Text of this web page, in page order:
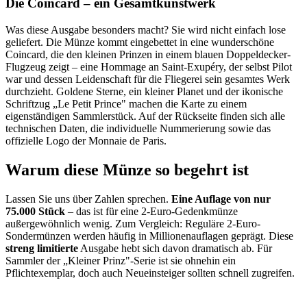
Die Coincard – ein Gesamtkunstwerk
Was diese Ausgabe besonders macht? Sie wird nicht einfach lose
geliefert. Die Münze kommt eingebettet in eine wunderschöne
Coincard, die den kleinen Prinzen in einem blauen Doppeldecker-
Flugzeug zeigt – eine Hommage an Saint-Exupéry, der selbst Pilot
war und dessen Leidenschaft für die Fliegerei sein gesamtes Werk
durchzieht. Goldene Sterne, ein kleiner Planet und der ikonische
Schriftzug „Le Petit Prince" machen die Karte zu einem
eigenständigen Sammlerstück. Auf der Rückseite finden sich alle
technischen Daten, die individuelle Nummerierung sowie das
offizielle Logo der Monnaie de Paris.
Warum diese Münze so begehrt ist
Lassen Sie uns über Zahlen sprechen. Eine Auflage von nur
75.000 Stück – das ist für eine 2-Euro-Gedenkmünze
außergewöhnlich wenig. Zum Vergleich: Reguläre 2-Euro-
Sondermünzen werden häufig in Millionenauflagen geprägt. Diese
streng limitierte Ausgabe hebt sich davon dramatisch ab. Für
Sammler der „Kleiner Prinz"-Serie ist sie ohnehin ein
Pflichtexemplar, doch auch Neueinsteiger sollten schnell zugreifen.